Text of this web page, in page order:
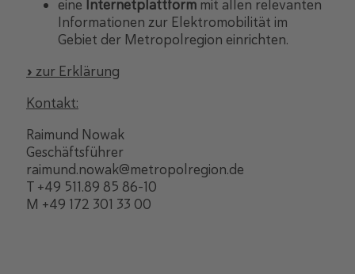
eine Internetplattform mit allen relevanten
Informationen zur Elektromobilität im
Gebiet der Metropolregion einrichten.
» zur Erklärung
Kontakt:
Raimund Nowak
Geschäftsführer
raimund.nowak@metropolregion.de
T +49 511.89 85 86-10
M +49 172 301 33 00